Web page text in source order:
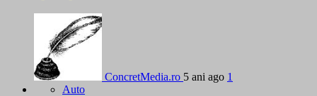
ConcretMedia.ro 5 ani ago 1
Auto